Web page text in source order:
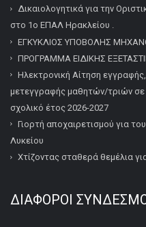
Δικαιολογητικά για την
στο 1ο ΕΠΑΛ Ηρακλείου .
ΕΓΚΥΚΛΙΟΣ ΥΠΟΒΟΛΗΣ
ΠΡΟΓΡΑΜΜΑ ΕΙΔΙΚΗΣ
Ηλεκτρονική Αίτηση
μετεγγραφής μαθητών/τριών
σχολικό έτος 2026-2027
Γιορτή αποχαιρετισμού για
Λυκείου
Χτίζοντας σταθερά θεμέλια
ΔΙΆΦΟΡΟΙ